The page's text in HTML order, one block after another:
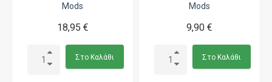
Mods
18,95 €
Στο Καλάθι
Mods
9,90 €
Στο Καλάθι